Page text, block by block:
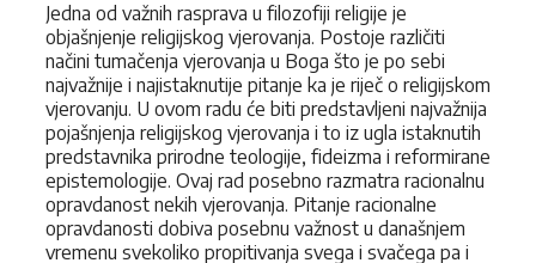
Jedna od važnih rasprava u filozofiji religije je
objašnjenje religijskog vjerovanja. Postoje različiti
načini tumačenja vjerovanja u Boga što je po sebi
najvažnije i najistaknutije pitanje ka je riječ o religijskom
vjerovanju. U ovom radu će biti predstavljeni najvažnija
pojašnjenja religijskog vjerovanja i to iz ugla istaknutih
predstavnika prirodne teologije, fideizma i reformirane
epistemologije. Ovaj rad posebno razmatra racionalnu
opravdanost nekih vjerovanja. Pitanje racionalne
opravdanosti dobiva posebnu važnost u današnjem
vremenu svekoliko propitivanja svega i svačega pa i